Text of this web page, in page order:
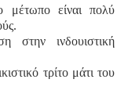
μέτωπο είναι πολύ
στην ινδουιστική
τρίτο μάτι του